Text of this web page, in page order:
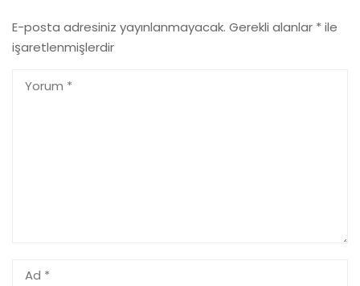
E-posta adresiniz yayınlanmayacak. Gerekli alanlar * ile
işaretlenmişlerdir